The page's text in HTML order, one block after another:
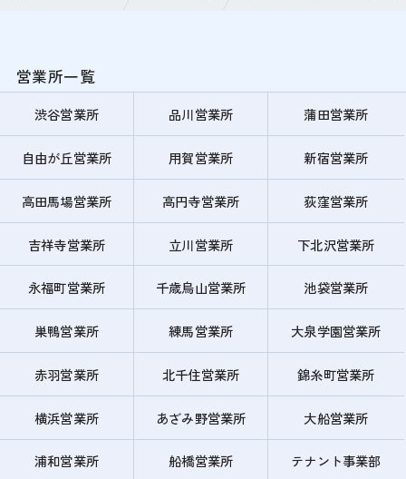
営業所一覧
渋谷営業所 品川営業所 蒲田営業所
自由が丘営業所 用賀営業所 新宿営業所
高田馬場営業所 高円寺営業所 荻窪営業所
吉祥寺営業所 立川営業所 下北沢営業所
永福町営業所 千歳烏山営業所 池袋営業所
巣鴨営業所 練馬営業所 大泉学園営業所
赤羽営業所 北千住営業所 錦糸町営業所
横浜営業所 あざみ野営業所 大船営業所
浦和営業所 船橋営業所 テナント事業部